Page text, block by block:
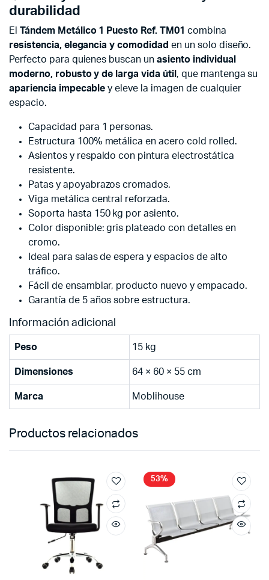
durabilidad
El Tándem Metálico 1 Puesto Ref. TM01 combina
resistencia, elegancia y comodidad en un solo diseño.
Perfecto para quienes buscan unasiento individual
moderno, robusto y de larga vida útil , que mantenga su
apariencia impecable y eleve la imagen de cualquier
espacio.
Capacidad para 1 personas.
Estructura 100% metálica en acero cold rolled.
Asientos y respaldo con pintura electrostática
resistente.
Patas y apoyabrazos cromados.
Viga metálica central reforzada.
Soporta hasta 150 kg por asiento.
Color disponible: gris plateado con detalles en
cromo.
Ideal para salas de espera y espacios de alto
tráfico.
Fácil de ensamblar, producto nuevo y empacado.
Garantía de 5 años sobre estructura.
Información adicional
Peso 15 kg
Dimensiones 64 × 60 × 55 cm
Marca Moblihouse
Productos relacionados
53%